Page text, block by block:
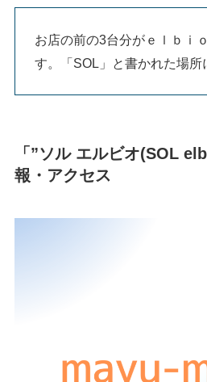
お店の前の3台分がｅｌｂｉ
す。「SOL」と書かれた場所
「”ソル エルビオ(SOL
報・アクセス